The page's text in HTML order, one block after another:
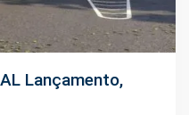
Lançamento,